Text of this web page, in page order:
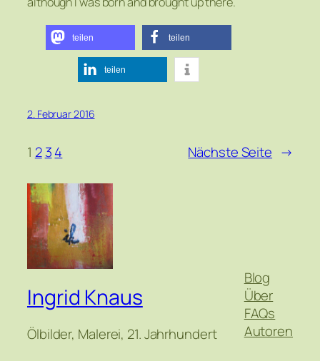
teilen teilen
teilen
2. Februar 2016
1 2 34 Nächste Seite →
Ingrid Knaus
Ölbilder, Malerei, 21. Jahrhundert
Blog
Über
FAQs
Autoren